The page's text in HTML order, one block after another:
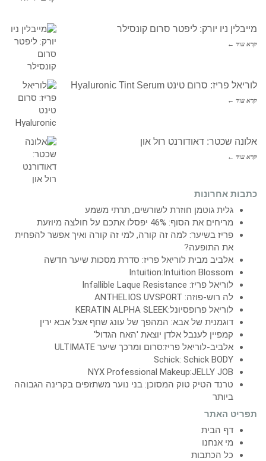
מייבלין ניו יורק: ליפטר סרום קונסילר
קרא עוד ←
לוריאל פריז: סרום טינט Hyaluronic Tint Serum
קרא עוד ←
אלונה שכטר: דאודורנט רול און
קרא עוד ←
כתבות אחרונות
גלית גוטמן חוזרת לשורשים, תרתי משמע
מריחים את הסוף: 46% יפסלו אתכם על חולצה מיוזעת
פריז בשיער: למה זה קורה, למי זה קורה ואיך אפשר להפחית
את התופעה?
אלביב מבית לוריאל פריז: סדרת מסכות שיער חדשה
Intuition:Intuition Blossom
לוריאל פריז: Infallible Laque Resistance
לה רוש-פוזה: ANTHELIOS UVSPORT
לוריאל פרופסיונל:KERATIN ALPHA SLEEK
דוגמנית של אבא: המהפך של עונג שחף אצל אבא ירין
קמפיין לענבל אלדן יוצאת 'האח הגדול'
אלביב-לוריאל פריז:סרום ומרכך שיער ULTIMATE
Schick: Schick BODY
NYX Professional Makeup:JELLY JOB
טרנד הטיק טוק המסוכן: בני נוער משתזפים בקרינה הגבוהה
ביותר
תפריט האתר
דף הבית
מי אנחנו
כל הכתבות